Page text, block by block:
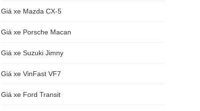
Giá xe Mazda CX-5
Giá xe Porsche Macan
Giá xe Suzuki Jimny
Giá xe VinFast VF7
Giá xe Ford Transit